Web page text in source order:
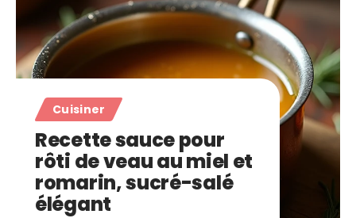
Cuisiner
Recette sauce pour
rôti de veau au miel et
romarin, sucré-salé
élégant